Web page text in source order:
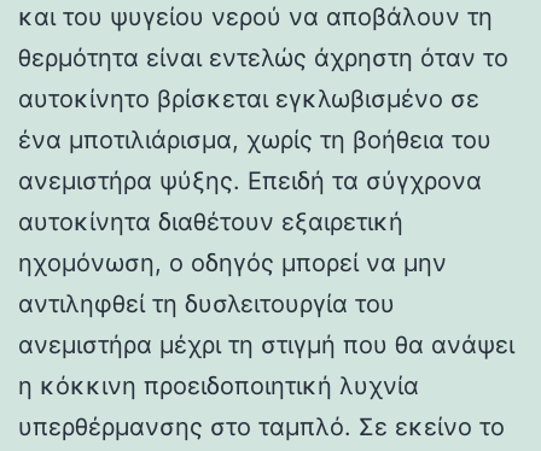
και του ψυγείου νερού να αποβάλουν τη
θερμότητα είναι εντελώς άχρηστη όταν το
αυτοκίνητο βρίσκεται εγκλωβισμένο σε
ένα μποτιλιάρισμα, χωρίς τη βοήθεια του
ανεμιστήρα ψύξης. Επειδή τα σύγχρονα
αυτοκίνητα διαθέτουν εξαιρετική
ηχομόνωση, ο οδηγός μπορεί να μην
αντιληφθεί τη δυσλειτουργία του
ανεμιστήρα μέχρι τη στιγμή που θα ανάψει
η κόκκινη προειδοποιητική λυχνία
υπερθέρμανσης στο ταμπλό. Σε εκείνο το